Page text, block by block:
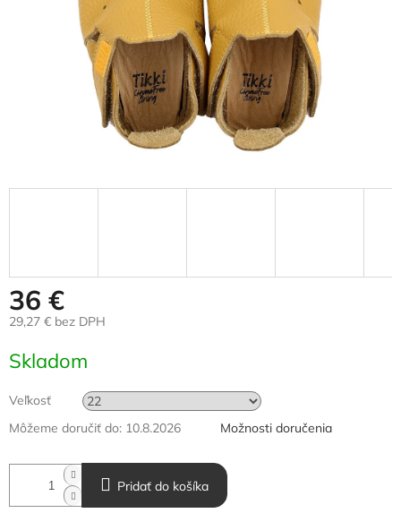
36 €
29,27 € bez DPH
cena:
Skladom
Veľkosť
Môžeme doručiť do: 10.8.2026 Možnosti doručenia
Pridať do košíka